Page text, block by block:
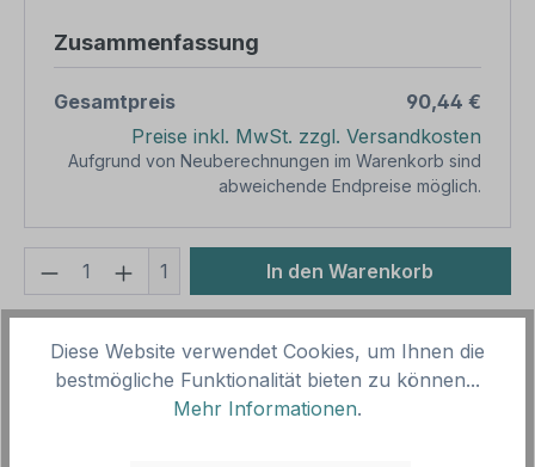
Zusammenfassung
Gesamtpreis
90,44 €
Preise inkl. MwSt. zzgl. Versandkosten
Aufgrund von Neuberechnungen im Warenkorb sind
abweichende Endpreise möglich.
Produkt Anzahl: Gib den
1 In den Warenkorb
Vorlagenummer: SP-02-08-G
Diese Website verwendet Cookies, um Ihnen die
bestmögliche Funktionalität bieten zu können...
Mehr Informationen.